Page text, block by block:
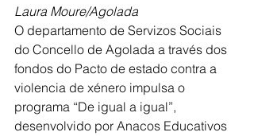
Laura Moure/Agolada
O departamento de Servizos Sociais
do Concello de Agolada a través dos
fondos do Pacto de estado contra a
violencia de xénero impulsa o
programa “De igual a igual”,
desenvolvido por Anacos Educativos